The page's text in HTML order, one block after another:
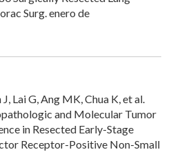
Surg. enero de
J, Lai G, Ang MK, Chua K, et al.
and Molecular Tumor
in Resected Early-Stage
Receptor-Positive Non-Small